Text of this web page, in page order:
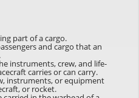
part of a cargo.
and cargo that an
instruments, crew, and life-
carries or can carry.
instruments, or equipment
or rocket.